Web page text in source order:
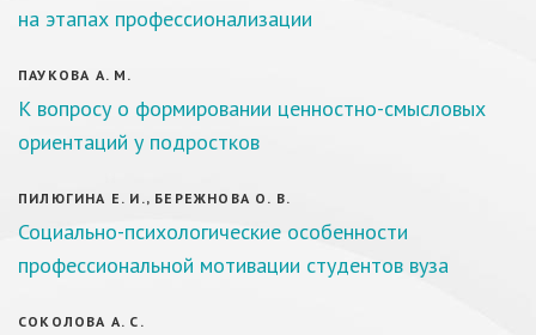
на этапах профессионализации
ПАУКОВА А. М.
К вопросу о формировании ценностно-смысловых
ориентаций у подростков
ПИЛЮГИНА Е. И., БЕРЕЖНОВА О. В.
Социально-психологические особенности
профессиональной мотивации студентов вуза
СОКОЛОВА А. С.